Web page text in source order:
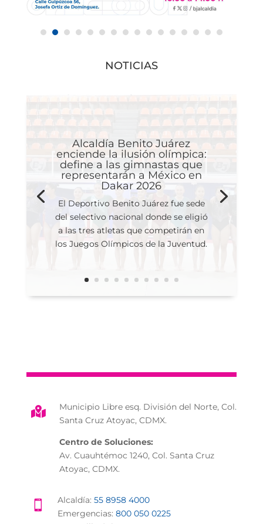
NOTICIAS
Alcaldía Benito Juárez
enciende la ilusión olímpica:
define a las gimnastas que
representarán a México en
Dakar 2026
El Deportivo Benito Juárez fue sede
del selectivo nacional donde se eligió
a las tres atletas que competirán en
los Juegos Olímpicos de la Juventud.

Municipio Libre esq. División del Norte, Col.
Santa Cruz Atoyac, CDMX.
Centro de Soluciones:
Av. Cuauhtémoc 1240, Col. Santa Cruz
Atoyac, CDMX.
 Alcaldía: 55 8958 4000
Emergencias: 800 050 0225